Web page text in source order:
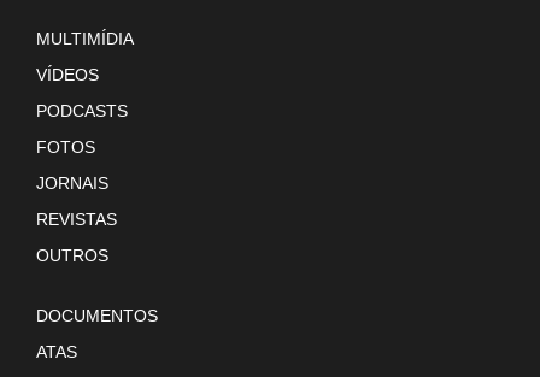
MULTIMÍDIA
VÍDEOS
PODCASTS
FOTOS
JORNAIS
REVISTAS
OUTROS
DOCUMENTOS
ATAS